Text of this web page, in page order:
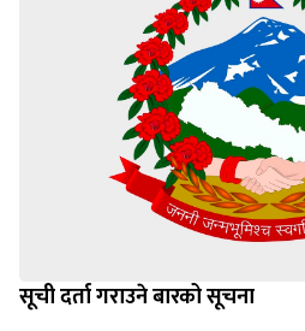
सूची दर्ता गराउने बारको सूचना